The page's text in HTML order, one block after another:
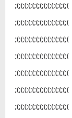
;(;(;(;(;(;(;(;(;(;(;(;(;(;(
;(;(;(;(;(;(;(;(;(;(;(;(;(;(
;(;(;(;(;(;(;(;(;(;(;(;(;(;(
;(;(;(;(;(;(;(;(;(;(;(;(;(;(
;(;(;(;(;(;(;(;(;(;(;(;(;(;(
;(;(;(;(;(;(;(;(;(;(;(;(;(;(
;(;(;(;(;(;(;(;(;(;(;(;(;(;(